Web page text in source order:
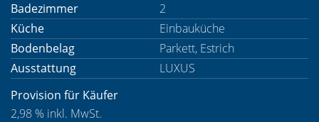
Badezimmer
2
Küche
Einbauküche
Bodenbelag
Parkett, Estrich
Ausstattung
LUXUS
Provision für Käufer
2,98 % inkl. MwSt.